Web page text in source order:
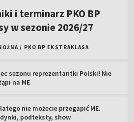
i terminarz PKO BP
w sezonie 2026/27
/ PKO BP EKSTRAKLASA
sezonu reprezentantki Polski! Nie
na ME
nie możecie przegapić ME.
podteksty, show